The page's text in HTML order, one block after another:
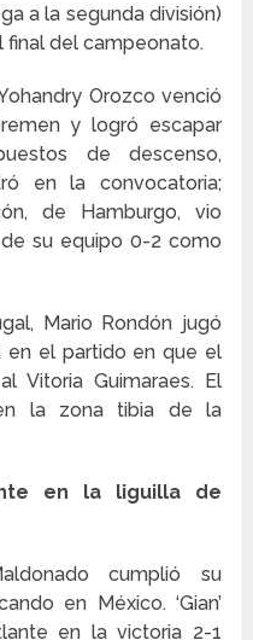
a la segunda división)
final del campeonato.
Orozco venció
y logró escapar
de descenso,
en la convocatoria;
de Hamburgo, vio
su equipo 0-2 como
Mario Rondón jugó
en el partido en que el
Vitoria Guimaraes. El
la zona tibia de la
en la liguilla de
cumplió su
en México. ‘Gian’
en la victoria 2-1